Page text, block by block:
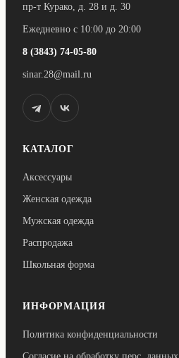
пр-т Курако, д. 28 и д. 30
Ежедневно с 10:00 до 20:00
8 (3843) 74-05-80
sinar.28@mail.ru
КАТАЛОГ
Аксессуары
Женская одежда
Мужская одежда
Распродажа
Школьная форма
ИНФОРМАЦИЯ
Политика конфиденциальности